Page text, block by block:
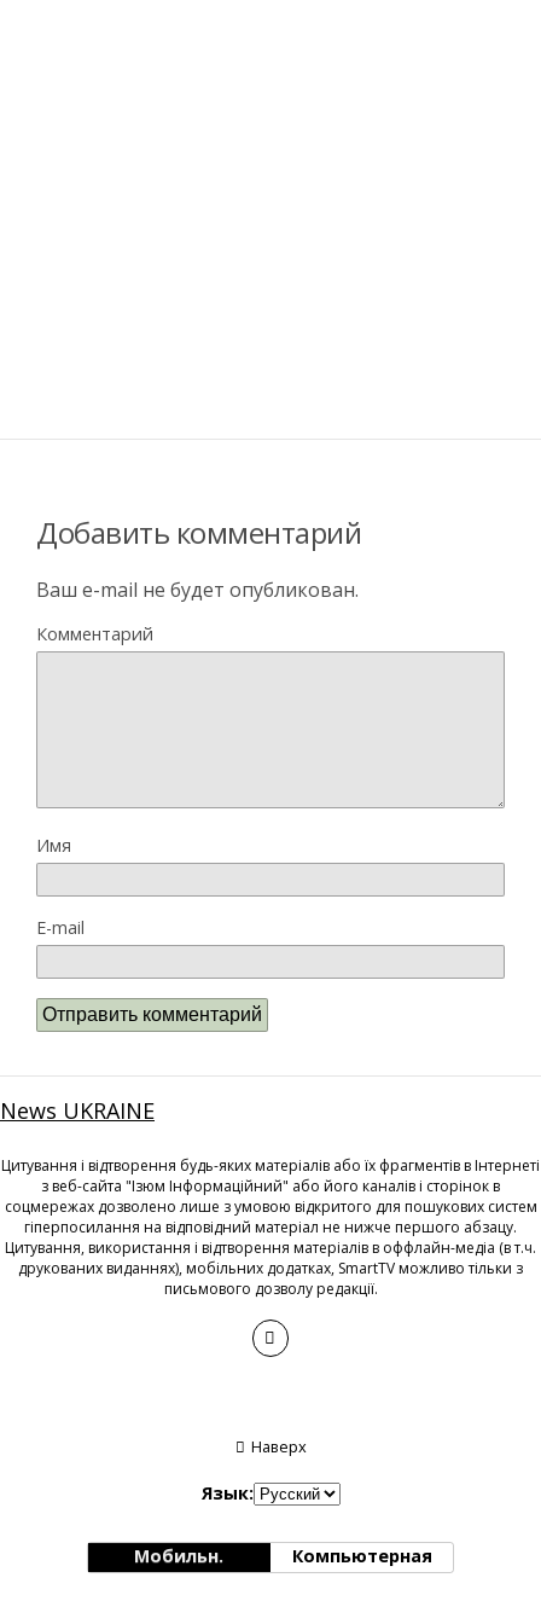
Добавить комментарий
Ваш e-mail не будет опубликован.
Комментарий
Имя
E-mail
News UKRAINE
Цитування і відтворення будь-яких матеріалів або їх фрагментів в Інтернеті
з веб-сайта "Ізюм Інформаційний" або його каналів і сторінок в
соцмережах дозволено лише з умовою відкритого для пошукових систем
гіперпосилання на відповідний матеріал не нижче першого абзацу.
Цитування, використання і відтворення матеріалів в оффлайн-медіа (в т.ч.
друкованих виданнях), мобільних додатках, SmartTV можливо тільки з
письмового дозволу редакції.
Наверх
Язык:
Мобильн. Компьютерная